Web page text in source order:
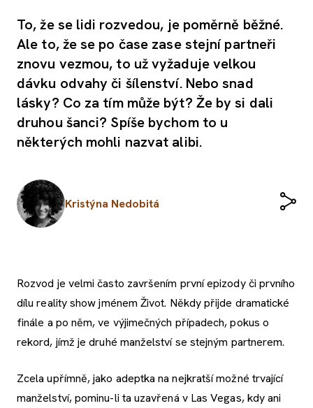
To, že se lidi rozvedou, je poměrně běžné.
Ale to, že se po čase zase stejní partneři
znovu vezmou, to už vyžaduje velkou
dávku odvahy či šílenství. Nebo snad
lásky? Co za tím může být? Že by si dali
druhou šanci? Spíše bychom to u
některých mohli nazvat alibi.
Kristýna Nedobitá
Rozvod je velmi často završením první epizody či prvního
dílu reality show jménem Život. Někdy přijde dramatické
finále a po něm, ve výjimečných případech, pokus o
rekord, jímž je druhé manželství se stejným partnerem.
Zcela upřímně, jako adeptka na nejkratší možné trvající
manželství, pominu-li ta uzavřená v Las Vegas, kdy ani